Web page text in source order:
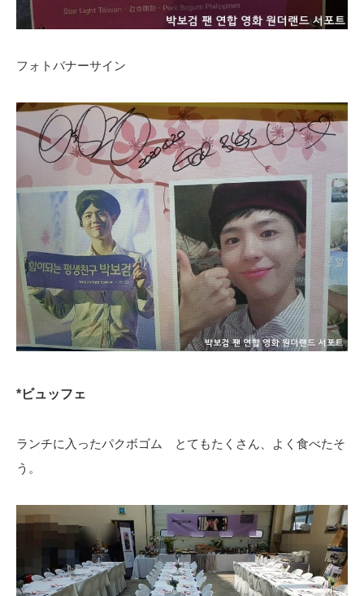
フォトバナーサイン
*ビュッフェ
ランチに入ったパクボゴム とてもたくさん、よく食べたそ
う。